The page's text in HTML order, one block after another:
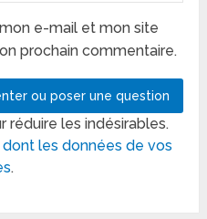
e-mail et mon site
prochain commentaire.
réduire les indésirables.
dont les données de vos
.